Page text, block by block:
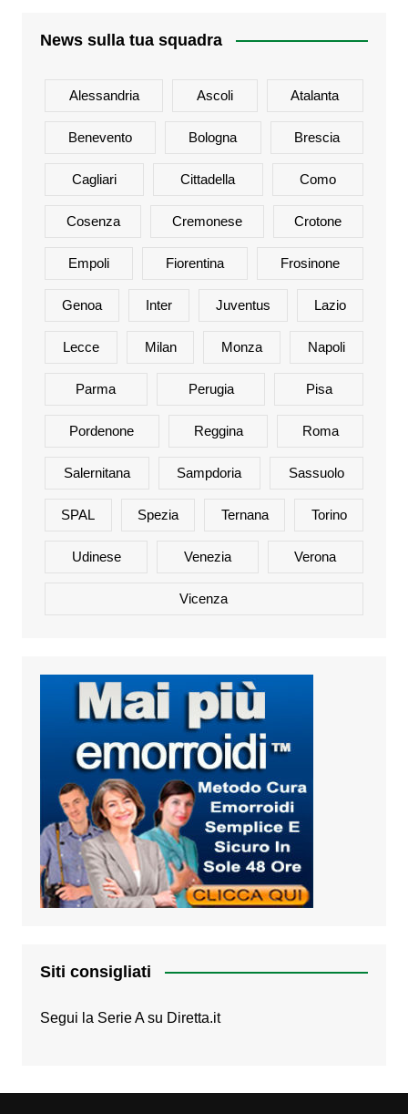
News sulla tua squadra
Alessandria Ascoli Atalanta
Benevento Bologna Brescia
Cagliari Cittadella Como
Cosenza Cremonese Crotone
Empoli Fiorentina Frosinone
Genoa Inter Juventus Lazio
Lecce Milan Monza Napoli
Parma Perugia Pisa
Pordenone Reggina Roma
Salernitana Sampdoria Sassuolo
SPAL Spezia Ternana Torino
Udinese Venezia Verona
Vicenza
Siti consigliati
Segui la Serie A su Diretta.it